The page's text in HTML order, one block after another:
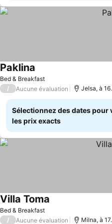
Bed & Breakfast
Paklina
/ Aucune évaluation Jelsa, à
Sélectionnez des dates pour
les prix exacts
Bed & Breakfast
Villa Toma
/ Aucune évaluation Milna, à